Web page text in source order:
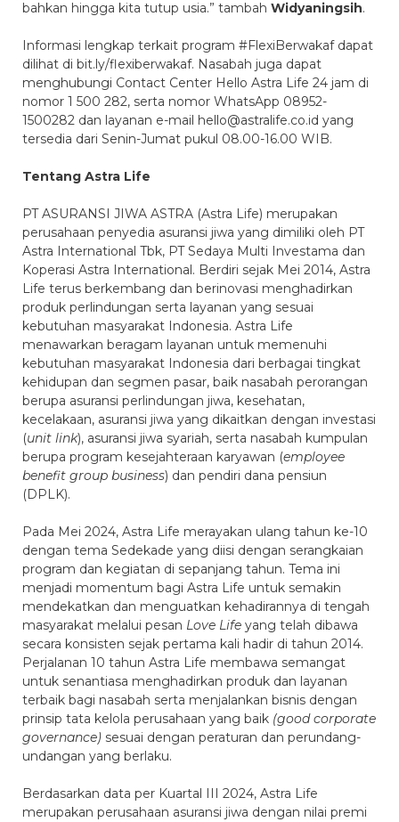
bahkan hingga kita tutup usia.” tambah Widyaningsih.
Informasi lengkap terkait program #FlexiBerwakaf dapat
dilihat di bit.ly/flexiberwakaf. Nasabah juga dapat
menghubungi Contact Center Hello Astra Life 24 jam di
nomor 1 500 282, serta nomor WhatsApp 08952-
1500282 dan layanan e-mail hello@astralife.co.id yang
tersedia dari Senin-Jumat pukul 08.00-16.00 WIB.
Tentang Astra Life
PT ASURANSI JIWA ASTRA (Astra Life) merupakan
perusahaan penyedia asuransi jiwa yang dimiliki oleh PT
Astra International Tbk, PT Sedaya Multi Investama dan
Koperasi Astra International. Berdiri sejak Mei 2014, Astra
Life terus berkembang dan berinovasi menghadirkan
produk perlindungan serta layanan yang sesuai
kebutuhan masyarakat Indonesia. Astra Life
menawarkan beragam layanan untuk memenuhi
kebutuhan masyarakat Indonesia dari berbagai tingkat
kehidupan dan segmen pasar, baik nasabah perorangan
berupa asuransi perlindungan jiwa, kesehatan,
kecelakaan, asuransi jiwa yang dikaitkan dengan investasi
(unit link), asuransi jiwa syariah, serta nasabah kumpulan
berupa program kesejahteraan karyawan (employee
benefit group business) dan pendiri dana pensiun
(DPLK).
Pada Mei 2024, Astra Life merayakan ulang tahun ke-10
dengan tema Sedekade yang diisi dengan serangkaian
program dan kegiatan di sepanjang tahun. Tema ini
menjadi momentum bagi Astra Life untuk semakin
mendekatkan dan menguatkan kehadirannya di tengah
masyarakat melalui pesan Love Life yang telah dibawa
secara konsisten sejak pertama kali hadir di tahun 2014.
Perjalanan 10 tahun Astra Life membawa semangat
untuk senantiasa menghadirkan produk dan layanan
terbaik bagi nasabah serta menjalankan bisnis dengan
prinsip tata kelola perusahaan yang baik (good corporate
governance) sesuai dengan peraturan dan perundang-
undangan yang berlaku.
Berdasarkan data per Kuartal III 2024, Astra Life
merupakan perusahaan asuransi jiwa dengan nilai premi